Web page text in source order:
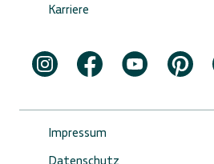
Karriere
Impressum
Datenschutz